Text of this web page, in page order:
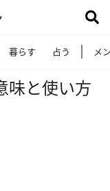
暮らす 占う メ
と使い方